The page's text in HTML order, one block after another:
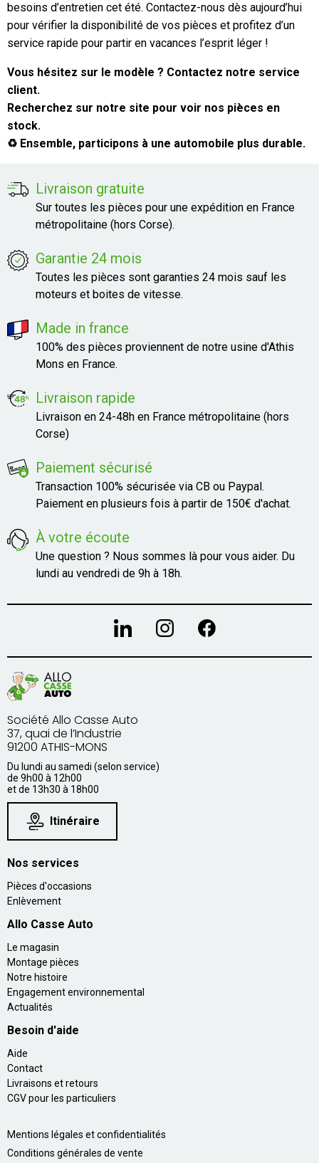
besoins d’entretien cet été. Contactez-nous dès aujourd’hui
pour vérifier la disponibilité de vos pièces et profitez d’un
service rapide pour partir en vacances l’esprit léger !
Vous hésitez sur le modèle ? Contactez notre service
client.
Recherchez sur notre site pour voir nos pièces en
stock.
♻️ Ensemble, participons à une automobile plus durable.
Livraison gratuite
Sur toutes les pièces pour une expédition en France
métropolitaine (hors Corse).
Garantie 24 mois
Toutes les pièces sont garanties 24 mois sauf les
moteurs et boites de vitesse.
Made in france
100% des pièces proviennent de notre usine d'Athis
Mons en France.
Livraison rapide
Livraison en 24-48h en France métropolitaine (hors
Corse)
Paiement sécurisé
Transaction 100% sécurisée via CB ou Paypal.
Paiement en plusieurs fois à partir de 150€ d'achat.
À votre écoute
Une question ? Nous sommes là pour vous aider. Du
lundi au vendredi de 9h à 18h.
Société Allo Casse Auto
37, quai de l’Industrie
91200 ATHIS-MONS
Du lundi au samedi (selon service)
de 9h00 à 12h00
et de 13h30 à 18h00
Itinéraire
Nos services
Pièces d'occasions
Enlèvement
Allo Casse Auto
Le magasin
Montage pièces
Notre histoire
Engagement environnemental
Actualités
Besoin d'aide
Aide
Contact
Livraisons et retours
CGV pour les particuliers
Mentions légales et confidentialités
Conditions générales de vente